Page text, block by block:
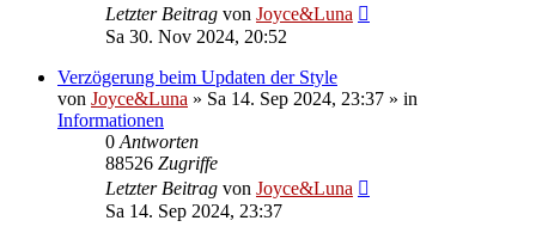
Letzter Beitrag von Joyce&Luna
Sa 30. Nov 2024, 20:52
Verzögerung beim Updaten der Style
von Joyce&Luna » Sa 14. Sep 2024, 23:37 » in
Informationen
0 Antworten
88526 Zugriffe
Letzter Beitrag von Joyce&Luna
Sa 14. Sep 2024, 23:37